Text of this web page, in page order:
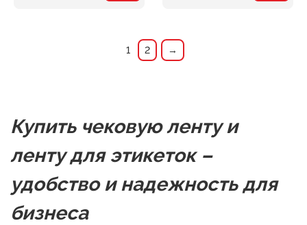
1 2 →
Купить чековую ленту и
ленту для этикеток –
удобство и надежность для
бизнеса